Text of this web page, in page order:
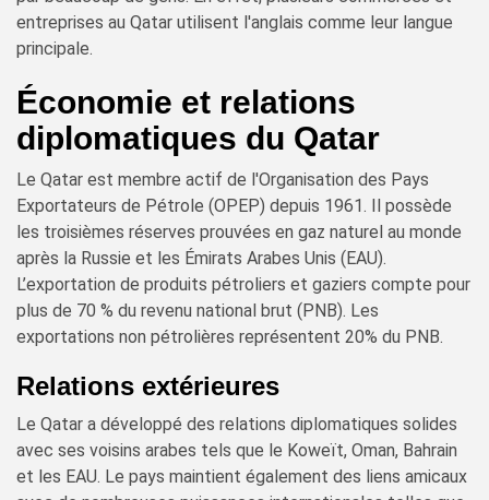
entreprises au Qatar utilisent l'anglais comme leur langue
principale.
Économie et relations
diplomatiques du Qatar
Le Qatar est membre actif de l'Organisation des Pays
Exportateurs de Pétrole (OPEP) depuis 1961. Il possède
les troisièmes réserves prouvées en gaz naturel au monde
après la Russie et les Émirats Arabes Unis (EAU).
L’exportation de produits pétroliers et gaziers compte pour
plus de 70 % du revenu national brut (PNB). Les
exportations non pétrolières représentent 20% du PNB.
Relations extérieures
Le Qatar a développé des relations diplomatiques solides
avec ses voisins arabes tels que le Koweït, Oman, Bahrain
et les EAU. Le pays maintient également des liens amicaux